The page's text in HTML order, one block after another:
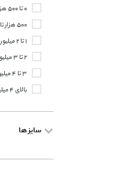
۰ تا ۵۰۰ هزار تومان
۵۰۰ هزار تا ۱ میلیون تومان
۱ تا ۲ میلیون تومان
۲ تا ۳ میلیون تومان
۳ تا ۴ میلیون تومان
بالای ۴ میلیون تومان
سایز ها